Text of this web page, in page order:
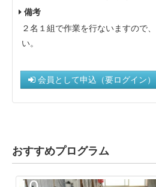
備考
２名１組で作業を行ないますので
い。
会員として申込（要ログイン）
おすすめプログラム